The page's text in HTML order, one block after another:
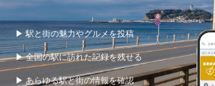
▶ 駅と街の魅力やグルメを投稿
▶ 全国の駅に訪れた記録を残せる
▶ あらゆる駅と街の情報を確認